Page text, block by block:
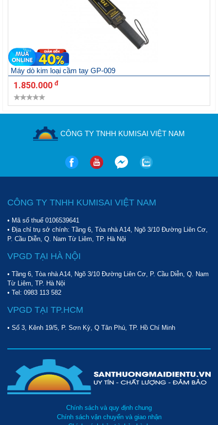
Máy dò kim loại cầm tay GP-009
1.850.000 đ
CÔNG TY TNHH KUMISAI VIỆT NAM
CÔNG TY TNHH KUMISAI VIỆT NAM
• Mã số thuế 0106539641
• Địa chỉ trụ sở chính: Tầng 6, Tòa nhà A14, Ngõ 3/10 Đường Liên Cơ,
P. Cầu Diễn, Q. Nam Từ Liêm, TP. Hà Nội
VPGD TẠI HÀ NỘI
• Tầng 6, Tòa nhà A14, Ngõ 3/10 Đường Liên Cơ, P. Cầu Diễn, Q. Nam
Từ Liêm, TP. Hà Nội
• Tel: 0983 113 582
VPGD TẠI TP.HCM
• Số 3, Kênh 19/5, P. Sơn Kỳ, Q Tân Phú, TP. Hồ Chí Minh
Chính sách và quy định chung
Chính sách vận chuyển và giao nhận